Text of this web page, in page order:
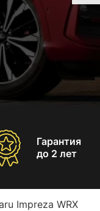
Гарантия
до 2 лет
Impreza WRX